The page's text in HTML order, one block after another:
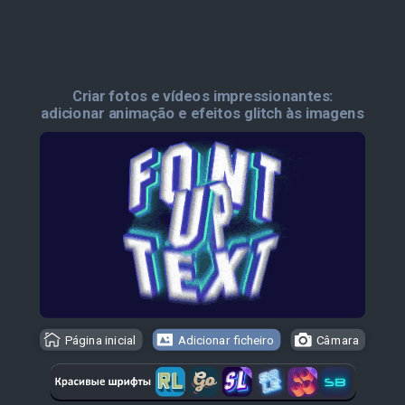
Criar fotos e vídeos impressionantes:
adicionar animação e efeitos glitch às imagens
Página inicial Adicionar ficheiro Câmara